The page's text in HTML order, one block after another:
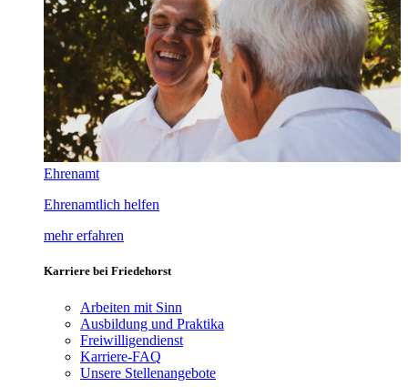
Ehrenamt
Ehrenamtlich helfen
mehr erfahren
Karriere bei Friedehorst
Arbeiten mit Sinn
Ausbildung und Praktika
Freiwilligendienst
Karriere-FAQ
Unsere Stellenangebote